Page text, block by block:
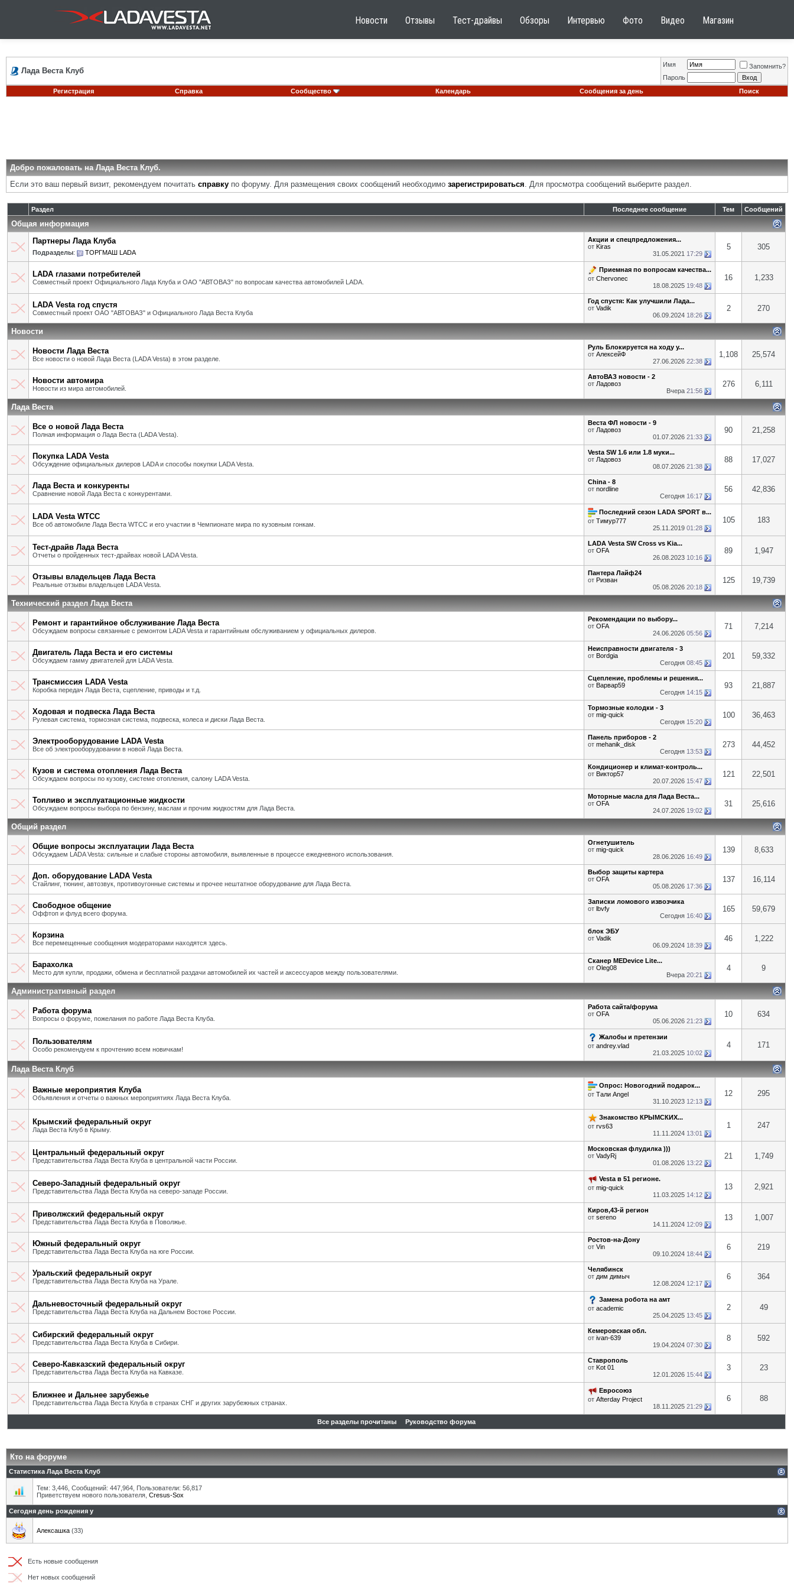
Новости Отзывы Тест-драйвы Обзоры Интервью Фото Видео Магазин
Лада Веста Клуб
Имя
Запомнить?
Пароль
Регистрация
Справка Сообщество Календарь Сообщения за день Поиск
Добро пожаловать на Лада Веста Клуб.
Если это ваш первый визит, рекомендуем почитать справку по форуму. Для размещения своих сообщений необходимо зарегистрироваться. Для просмотра сообщений выберите раздел.
Раздел Последнее сообщение Тем Сообщений
Общая информация
Партнеры Лада Клуба
Подразделы: ТОРГМАШ LADA
Акции и спецпредложения...
от Kiras
31.05.2021 17:29
5 305
LADA глазами потребителей
Совместный проект Официального Лада Клуба и ОАО "АВТОВАЗ" по вопросам качества автомобилей LADA.
Приемная по вопросам качества...
от Chervonec
18.08.2025 19:48
16 1,233
LADA Vesta год спустя
Совместный проект ОАО "АВТОВАЗ" и Официального Лада Веста Клуба
Год спустя: Как улучшили Лада...
от Vadik
06.09.2024 18:26
2 270
Новости
Новости Лада Веста
Все новости о новой Лада Веста (LADA Vesta) в этом разделе.
Руль Блокируется на ходу у...
от АлексейФ
27.06.2026 22:38
1,108 25,574
Новости автомира
Новости из мира автомобилей.
АвтоВАЗ новости - 2
от Ладовоз
Вчера 21:56
276 6,111
Лада Веста
Все о новой Лада Веста
Полная информация о Лада Веста (LADA Vesta).
Веста ФЛ новости - 9
от Ладовоз
01.07.2026 21:33
90 21,258
Покупка LADA Vesta
Обсуждение официальных дилеров LADA и способы покупки LADA Vesta.
Vesta SW 1.6 или 1.8 муки...
от Ладовоз
08.07.2026 21:38
88 17,027
Лада Веста и конкуренты
Сравнение новой Лада Веста с конкурентами.
China - 8
от nordline
Сегодня 16:17
56 42,836
LADA Vesta WTCC
Все об автомобиле Лада Веста WTCC и его участии в Чемпионате мира по кузовным гонкам.
Последний сезон LADA SPORT в...
от Тимур777
25.11.2019 01:28
105 183
Тест-драйв Лада Веста
Отчеты о пройденных тест-драйвах новой LADA Vesta.
LADA Vesta SW Cross vs Kia...
от OFA
26.08.2023 10:16
89 1,947
Отзывы владельцев Лада Веста
Реальные отзывы владельцев LADA Vesta.
Пантера Лайф24
от Ризван
05.08.2026 20:18
125 19,739
Технический раздел Лада Веста
Ремонт и гарантийное обслуживание Лада Веста
Обсуждаем вопросы связанные с ремонтом LADA Vesta и гарантийным обслуживанием у официальных дилеров.
Рекомендации по выбору...
от OFA
24.06.2026 05:56
71 7,214
Двигатель Лада Веста и его системы
Обсуждаем гамму двигателей для LADA Vesta.
Неисправности двигателя - 3
от Bordgia
Сегодня 08:45
201 59,332
Трансмиссия LADA Vesta
Коробка передач Лада Веста, сцепление, приводы и т.д.
Сцепление, проблемы и решения...
от Варвар59
Сегодня 14:15
93 21,887
Ходовая и подвеска Лада Веста
Рулевая система, тормозная система, подвеска, колеса и диски Лада Веста.
Тормозные колодки - 3
от mig-quick
Сегодня 15:20
100 36,463
Электрооборудование LADA Vesta
Все об электрооборудовании в новой Лада Веста.
Панель приборов - 2
от mehanik_disk
Сегодня 13:53
273 44,452
Кузов и система отопления Лада Веста
Обсуждаем вопросы по кузову, системе отопления, салону LADA Vesta.
Кондиционер и климат-контроль...
от Виктор57
20.07.2026 15:47
121 22,501
Топливо и эксплуатационные жидкости
Обсуждаем вопросы выбора по бензину, маслам и прочим жидкостям для Лада Веста.
Моторные масла для Лада Веста...
от OFA
24.07.2026 19:02
31 25,616
Общий раздел
Общие вопросы эксплуатации Лада Веста
Обсуждаем LADA Vesta: сильные и слабые стороны автомобиля, выявленные в процессе ежедневного использования.
Огнетушитель
от mig-quick
28.06.2026 16:49
139 8,633
Доп. оборудование LADA Vesta
Стайлинг, тюнинг, автозвук, противоугонные системы и прочее нештатное оборудование для Лада Веста.
Выбор защиты картера
от OFA
05.08.2026 17:36
137 16,114
Свободное общение
Оффтоп и флуд всего форума.
Записки ломового извозчика
от lbvfy
Сегодня 16:40
165 59,679
Корзина
Все перемещенные сообщения модераторами находятся здесь.
блок ЭБУ
от Vadik
06.09.2024 18:39
46 1,222
Барахолка
Место для купли, продажи, обмена и бесплатной раздачи автомобилей их частей и аксессуаров между пользователями.
Сканер MEDevice Lite...
от Oleg08
Вчера 20:21
4 9
Административный раздел
Работа форума
Вопросы о форуме, пожелания по работе Лада Веста Клуба.
Работа сайта/форума
от OFA
05.06.2026 21:23
10 634
Пользователям
Особо рекомендуем к прочтению всем новичкам!
Жалобы и претензии
от andrey.vlad
21.03.2025 10:02
4 171
Лада Веста Клуб
Важные мероприятия Клуба
Объявления и отчеты о важных мероприятиях Лада Веста Клуба.
Опрос: Новогодний подарок...
от Тали Angel
31.10.2023 12:13
12 295
Крымский федеральный округ
Лада Веста Клуб в Крыму.
Знакомство КРЫМСКИХ...
от rvs63
11.11.2024 13:01
1 247
Центральный федеральный округ
Представительства Лада Веста Клуба в центральной части России.
Московская флудилка )))
от VadyRj
01.08.2026 13:22
21 1,749
Северо-Западный федеральный округ
Представительства Лада Веста Клуба на северо-западе России.
Vesta в 51 регионе.
от mig-quick
11.03.2025 14:12
13 2,921
Приволжский федеральный округ
Представительства Лада Веста Клуба в Поволжье.
Киров,43-й регион
от sereno
14.11.2024 12:09
13 1,007
Южный федеральный округ
Представительства Лада Веста Клуба на юге России.
Ростов-на-Дону
от Vin
09.10.2024 18:44
6 219
Уральский федеральный округ
Представительства Лада Веста Клуба на Урале.
Челябинск
от дим димыч
12.08.2024 12:17
6 364
Дальневосточный федеральный округ
Представительства Лада Веста Клуба на Дальнем Востоке России.
Замена робота на амт
от academic
25.04.2025 13:45
2 49
Сибирский федеральный округ
Представительства Лада Веста Клуба в Сибири.
Кемеровская обл.
от ivan-639
19.04.2024 07:30
8 592
Северо-Кавказский федеральный округ
Представительства Лада Веста Клуба на Кавказе.
Ставрополь
от Kot 01
12.01.2026 15:44
3 23
Ближнее и Дальнее зарубежье
Представительства Лада Веста Клуба в странах СНГ и других зарубежных странах.
Евросоюз
от Afterday Project
18.11.2025 21:29
6 88
Все разделы прочитаны Руководство форума
Кто на форуме
Статистика Лада Веста Клуб
Тем: 3,446, Сообщений: 447,964, Пользователи: 56,817
Приветствуем нового пользователя, Cresus-Sox
Сегодня день рождения у
Алексашка (33)
Есть новые сообщения
Нет новых сообщений